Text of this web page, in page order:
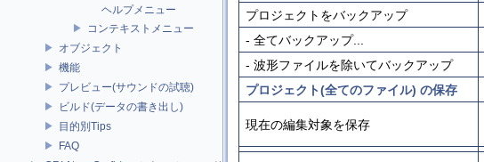
ヘルプメニュー
コンテキストメニュー
オブジェクト
機能
プレビュー(サウンドの試聴)
ビルド(データの書き出し)
目的別Tips
FAQ
プロジェクトをバックアップ
- 全てバックアップ...
- 波形ファイルを除いてバックアップ
プロジェクト(全てのファイル) の保存
現在の編集対象を保存